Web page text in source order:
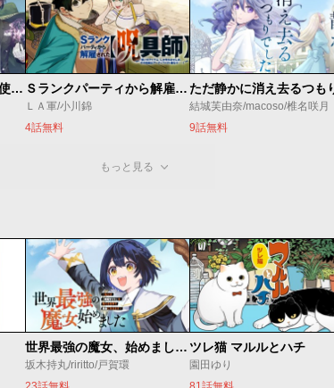
ゴミ以下だと追放された使用人、実は前世賢者です ～史上最強の賢者、世界最高峰の学園に通う～ Ｓランクパーティから解雇された【呪具師】～『呪いのアイテム』しか作れませんが、その性能はアーティファクト級なり……！～
ＬＡ軍/小川錦
4話無料
結城芙由奈/macoso/椎名咲月
9話無料
もっと見る
世界最強の魔女、始めました ～私だけ『攻略サイト』を見れる世界で自由に生きます～
坂木持丸/riritto/戸賀環
ツレ猫 マルルとハチ
園田ゆり